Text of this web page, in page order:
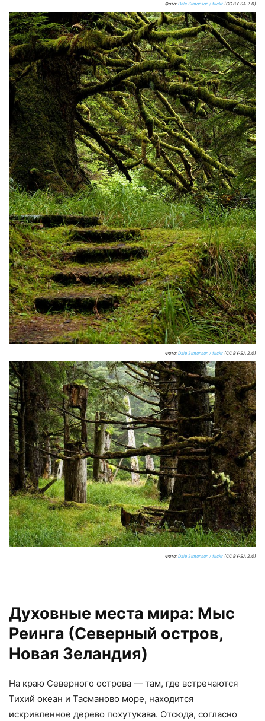
Фото: Dale Simonson / flickr (CC BY-SA 2.0)
Фото: Dale Simonson / flickr (CC BY-SA 2.0)
Фото: Dale Simonson / flickr (CC BY-SA 2.0)
Духовные места мира: Мыс
Реинга (Северный остров,
Новая Зеландия)
На краю Северного острова — там, где встречаются
Тихий океан и Тасманово море, находится
искривленное дерево похутукава. Отсюда, согласно